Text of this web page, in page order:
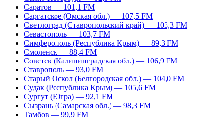
Саратов — 101,1 FM
Саргатское (Омская обл.) — 107,5 FM
Светлоград (Ставропольский край) — 103,3 FM
Севастополь — 103,7 FM
Симферополь (Республика Крым) — 89,3 FM
Смоленск — 88,4 FM
Советск (Калининградская обл.) — 106,9 FM
Ставрополь — 93,0 FM
Старый Оскол (Белгородская обл.) — 104,0 FM
Судак (Республика Крым) — 105,6 FM
Сургут (Югра) — 92,1 FM
Сызрань (Самарская обл.) — 98,3 FM
Тамбов — 99,9 FM